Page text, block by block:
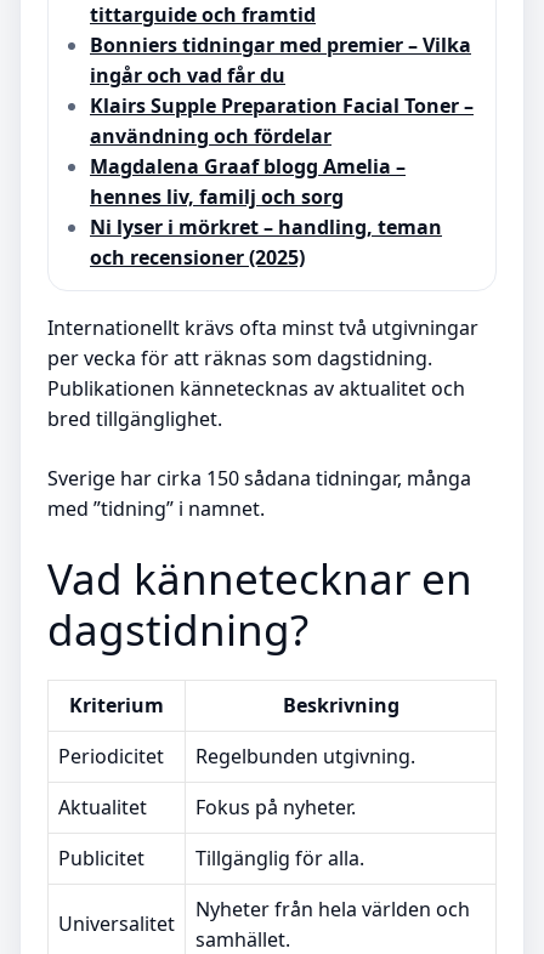
tittarguide och framtid
Bonniers tidningar med premier – Vilka
ingår och vad får du
Klairs Supple Preparation Facial Toner –
användning och fördelar
Magdalena Graaf blogg Amelia –
hennes liv, familj och sorg
Ni lyser i mörkret – handling, teman
och recensioner (2025)
Internationellt krävs ofta minst två utgivningar
per vecka för att räknas som dagstidning.
Publikationen kännetecknas av aktualitet och
bred tillgänglighet.
Sverige har cirka 150 sådana tidningar, många
med ”tidning” i namnet.
Vad kännetecknar en
dagstidning?
Kriterium
Beskrivning
Periodicitet
Regelbunden utgivning.
Aktualitet
Fokus på nyheter.
Publicitet
Tillgänglig för alla.
Universalitet
Nyheter från hela världen och
samhället.